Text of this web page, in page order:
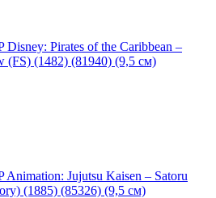
Pirates of the Caribbean –
(FS) (1482) (81940) (9,5 см)
Animation: Jujutsu Kaisen – Satoru
(1885) (85326) (9,5 см)